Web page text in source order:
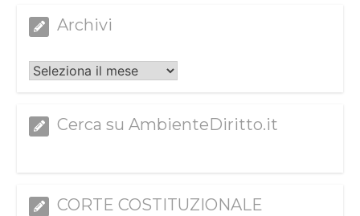
Archivi
Archivi
Cerca su AmbienteDiritto.it
CORTE COSTITUZIONALE